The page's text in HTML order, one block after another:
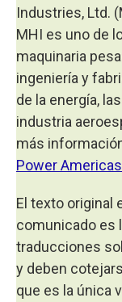
Industries, Ltd.
MHI es uno de
maquinaria
ingeniería y
de la energía,
industria
más
Power Americas
El texto original
comunicado es
traducciones
y deben
que es la única